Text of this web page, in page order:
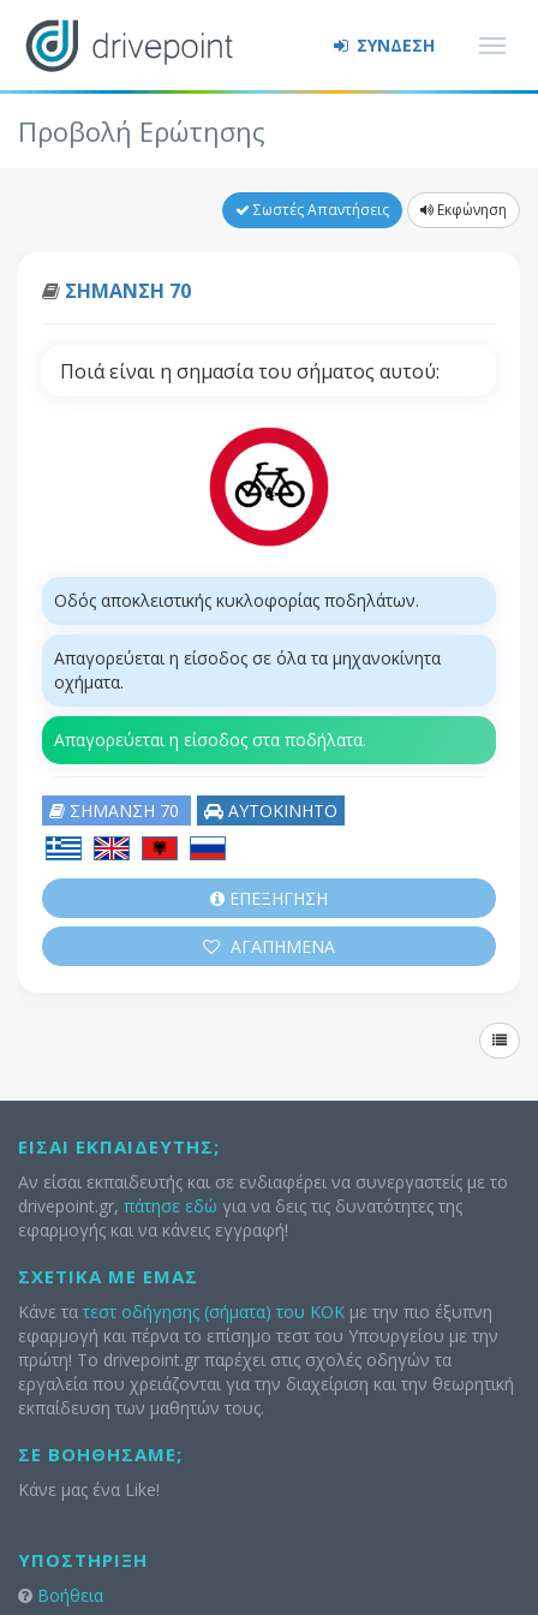
ΣΥΝΔΕΣΗ
Προβολή Ερώτησης
Σωστές Απαντήσεις Εκφώνηση
ΣΗΜΑΝΣΗ 70
Ποιά είναι η σημασία του σήματος αυτού:
Οδός αποκλειστικής κυκλοφορίας ποδηλάτων.
Απαγορεύεται η είσοδος σε όλα τα μηχανοκίνητα
οχήματα.
Απαγορεύεται η είσοδος στα ποδήλατα.
ΣΗΜΑΝΣΗ 70 ΑΥΤΟΚΙΝΗΤΟ
ΕΠΕΞΗΓΗΣΗ
ΑΓΑΠΗΜΕΝΑ
ΕΊΣΑΙ ΕΚΠΑΙΔΕΥΤΉΣ;
Αν είσαι εκπαιδευτής και σε ενδιαφέρει να συνεργαστείς με το
drivepoint.gr, πάτησε εδώ για να δεις τις δυνατότητες της
εφαρμογής και να κάνεις εγγραφή!
ΣΧΕΤΙΚΆ ΜΕ ΕΜΆΣ
Κάνε τα τεστ οδήγησης (σήματα) του ΚΟΚ με την πιο έξυπνη
εφαρμογή και πέρνα το επίσημο τεστ του Υπουργείου με την
πρώτη! Το drivepoint.gr παρέχει στις σχολές οδηγών τα
εργαλεία που χρειάζονται για την διαχείριση και την θεωρητική
εκπαίδευση των μαθητών τους.
ΣΕ ΒΟΗΘΉΣΑΜΕ;
Κάνε μας ένα Like!
ΥΠΟΣΤΉΡΙΞΗ
Βοήθεια